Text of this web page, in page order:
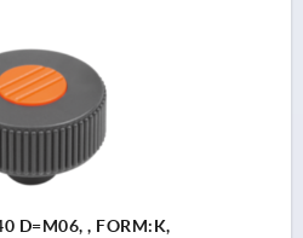
D=M06, , FORM:K,